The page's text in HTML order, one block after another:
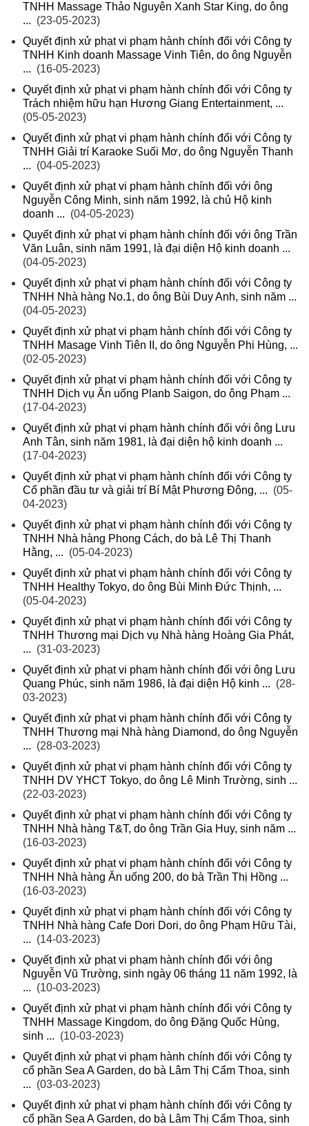
TNHH Massage Thảo Nguyên Xanh Star King, do ông
... (23-05-2023)
Quyết định xử phạt vi phạm hành chính đối với Công ty
TNHH Kinh doanh Massage Vinh Tiên, do ông Nguyễn
... (16-05-2023)
Quyết định xử phạt vi phạm hành chính đối với Công ty
Trách nhiệm hữu hạn Hương Giang Entertainment, ...
(05-05-2023)
Quyết định xử phạt vi phạm hành chính đối với Công ty
TNHH Giải trí Karaoke Suối Mơ, do ông Nguyễn Thanh
... (04-05-2023)
Quyết định xử phạt vi phạm hành chính đối với ông
Nguyễn Công Minh, sinh năm 1992, là chủ Hộ kinh
doanh ... (04-05-2023)
Quyết định xử phạt vi phạm hành chính đối với ông Trần
Văn Luân, sinh năm 1991, là đại diện Hộ kinh doanh ...
(04-05-2023)
Quyết định xử phạt vi phạm hành chính đối với Công ty
TNHH Nhà hàng No.1, do ông Bùi Duy Anh, sinh năm ...
(04-05-2023)
Quyết định xử phạt vi phạm hành chính đối với Công ty
TNHH Masage Vinh Tiên II, do ông Nguyễn Phi Hùng, ...
(02-05-2023)
Quyết định xử phạt vi phạm hành chính đối với Công ty
TNHH Dịch vụ Ăn uống Planb Saigon, do ông Phạm ...
(17-04-2023)
Quyết định xử phạt vi phạm hành chính đối với ông Lưu
Anh Tân, sinh năm 1981, là đại diện hộ kinh doanh ...
(17-04-2023)
Quyết định xử phạt vi phạm hành chính đối với Công ty
Cổ phần đầu tư và giải trí Bí Mật Phương Đông, ... (05-
04-2023)
Quyết định xử phạt vi phạm hành chính đối với Công ty
TNHH Nhà hàng Phong Cách, do bà Lê Thị Thanh
Hằng, ... (05-04-2023)
Quyết định xử phạt vi phạm hành chính đối với Công ty
TNHH Healthy Tokyo, do ông Bùi Minh Đức Thịnh, ...
(05-04-2023)
Quyết định xử phạt vi phạm hành chính đối với Công ty
TNHH Thương mại Dịch vụ Nhà hàng Hoàng Gia Phát,
... (31-03-2023)
Quyết định xử phạt vi phạm hành chính đối với ông Lưu
Quang Phúc, sinh năm 1986, là đại diện Hộ kinh ... (28-
03-2023)
Quyết định xử phạt vi phạm hành chính đối với Công ty
TNHH Thương mại Nhà hàng Diamond, do ông Nguyễn
... (28-03-2023)
Quyết định xử phạt vi phạm hành chính đối với Công ty
TNHH DV YHCT Tokyo, do ông Lê Minh Trường, sinh ...
(22-03-2023)
Quyết định xử phạt vi phạm hành chính đối với Công ty
TNHH Nhà hàng T&T, do ông Trần Gia Huy, sinh năm ...
(16-03-2023)
Quyết định xử phạt vi phạm hành chính đối với Công ty
TNHH Nhà hàng Ăn uống 200, do bà Trần Thị Hồng ...
(16-03-2023)
Quyết định xử phạt vi phạm hành chính đối với Công ty
TNHH Nhà hàng Cafe Dori Dori, do ông Phạm Hữu Tài,
... (14-03-2023)
Quyết định xử phạt vi phạm hành chính đối với ông
Nguyễn Vũ Trường, sinh ngày 06 tháng 11 năm 1992, là
... (10-03-2023)
Quyết định xử phạt vi phạm hành chính đối với Công ty
TNHH Massage Kingdom, do ông Đặng Quốc Hùng,
sinh ... (10-03-2023)
Quyết định xử phạt vi phạm hành chính đối với Công ty
cổ phần Sea A Garden, do bà Lâm Thị Cẩm Thoa, sinh
... (03-03-2023)
Quyết định xử phạt vi phạm hành chính đối với Công ty
cổ phần Sea A Garden, do bà Lâm Thị Cẩm Thoa, sinh